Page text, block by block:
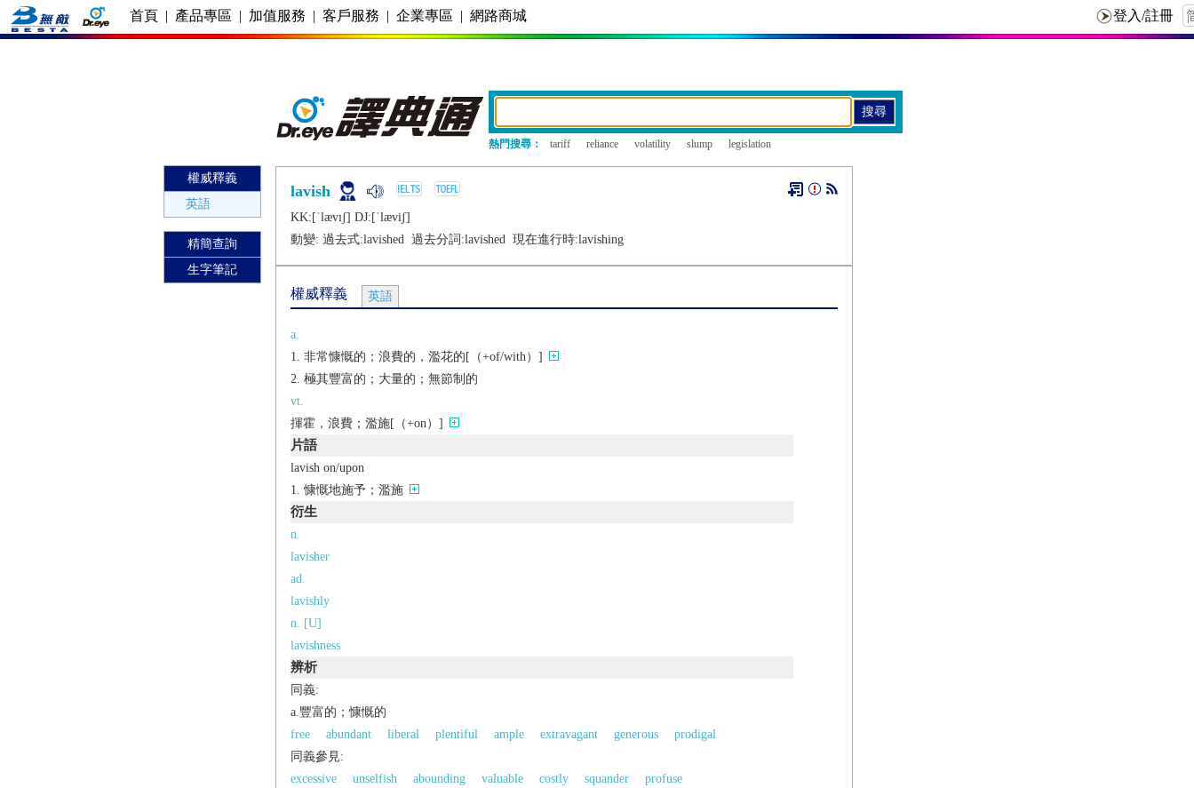
首頁 | 產品專區 | 加值服務 | 客戶服務 | 企業專區 | 網路商城
熱門搜尋： tariff reliance volatility slump legislation
權威釋義
英語
精簡查詢
生字筆記
lavish
KK:[ˈlævɪʃ] DJ:[ˈlæviʃ]
動變: 過去式:lavished 過去分詞:lavished 現在進行時:lavishing
權威釋義 英語
a.
非常慷慨的；浪費的，濫花的[（+of/with）]
極其豐富的；大量的；無節制的
vt.
揮霍，浪費；濫施[（+on）]
片語
lavish on/upon
慷慨地施予；濫施
衍生
n.
lavisher
ad.
lavishly
n. [U]
lavishness
辨析
同義:
a.豐富的；慷慨的
free
abundant liberal plentiful ample extravagant generous
prodigal
同義參見:
excessive
unselfish abounding valuable costly squander
profuse